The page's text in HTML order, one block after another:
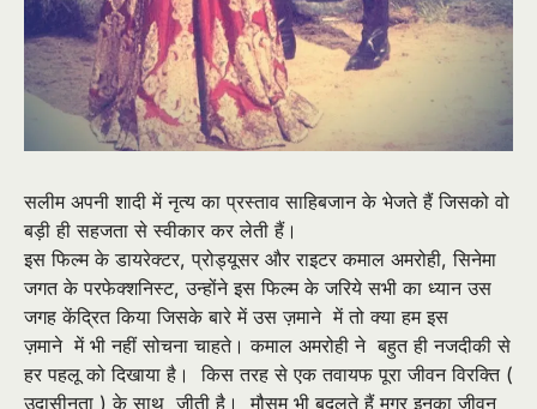
सलीम अपनी शादी में नृत्य का प्रस्ताव साहिबजान के भेजते हैं जिसको वो
बड़ी ही सहजता से स्वीकार कर लेती हैं।
इस फिल्म के डायरेक्टर,प्रोड्यूसर और राइटर कमाल अमरोही,सिनेमा
जगत के परफेक्शनिस्ट,उन्होंने इस फिल्म के जरिये सभी का ध्यान उस
जगह केंद्रित किया जिसके बारे में उस ज़माने में तो क्या हम इस
ज़माने में भी नहीं सोचना चाहते। कमाल अमरोही ने बहुत ही नजदीकी से
हर पहलू को दिखाया है। किस तरह से एक तवायफ पूरा जीवन विरक्ति (
उदासीनता ) के साथ जीती है। मौसम भी बदलते हैं मगर इनका जीवन